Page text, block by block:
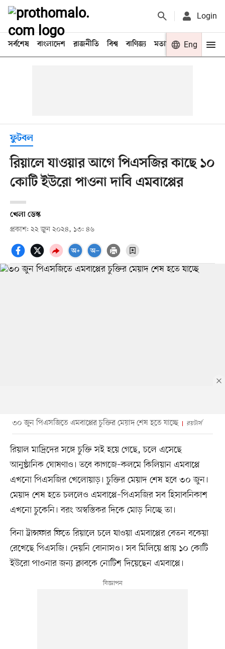
Login
সর্বশেষ বাংলাদেশ রাজনীতি বিশ্ব বাণিজ্য মতামত খেলা
Eng
ফুটবল
রিয়ালে যাওয়ার আগে পিএসজির কাছে ১০
কোটি ইউরো পাওনা দাবি এমবাপ্পের
খেলা ডেস্ক
প্রকাশ: ২২ জুন ২০২৪, ১৩: ৪৬
৩০ জুন পিএসজিতে এমবাপ্পের চুক্তির মেয়াদ শেষ হতে যাচ্ছে রয়টার্স
রিয়াল মাদ্রিদের সঙ্গে চুক্তি সই হয়ে গেছে, চলে এসেছে
আনুষ্ঠানিক ঘোষণাও। তবে কাগজে–কলমে কিলিয়ান এমবাপ্পে
এখনো পিএসজির খেলোয়াড়। চুক্তির মেয়াদ শেষ হবে ৩০ জুন।
মেয়াদ শেষ হতে চললেও এমবাপ্পে–পিএসজির সব হিসাবনিকাশ
এখনো চুকেনি। বরং অস্বস্তিকর দিকে মোড় নিচ্ছে তা।
বিনা ট্রান্সফার ফিতে রিয়ালে চলে যাওয়া এমবাপ্পের বেতন বকেয়া
রেখেছে পিএসজি। দেয়নি বোনাসও। সব মিলিয়ে প্রায় ১০ কোটি
ইউরো পাওনার জন্য ক্লাবকে নোটিশ দিয়েছেন এমবাপ্পে।